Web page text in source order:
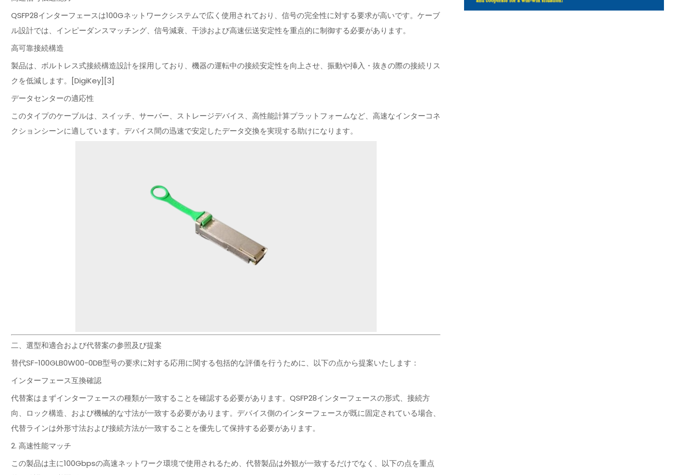
QSFP28インターフェースは100Gネットワークシステムで広く使用されており、信号の完全性に対する要求が高いです。ケーブ
ル設計では、インピーダンスマッチング、信号減衰、干渉および高速伝送安定性を重点的に制御する必要があります。
高可靠接続構造
製品は、ボルトレス式接続構造設計を採用しており、機器の運転中の接続安定性を向上させ、振動や挿入・抜きの際の接続リス
クを低減します。[DigiKey][3]
データセンターの適応性
このタイプのケーブルは、スイッチ、サーバー、ストレージデバイス、高性能計算プラットフォームなど、高速なインターコネ
クションシーンに適しています。デバイス間の迅速で安定したデータ交換を実現する助けになります。
二、選型和適合および代替案の参照及び提案
替代SF-100GLB0W00-0DB型号の要求に対する応用に関する包括的な評価を行うために、以下の点から提案いたします：
インターフェース互換確認
代替案はまずインターフェースの種類が一致することを確認する必要があります。QSFP28インターフェースの形式、接続方
向、ロック構造、および機械的な寸法が一致する必要があります。デバイス側のインターフェースが既に固定されている場合、
代替ラインは外形寸法および接続方法が一致することを優先して保持する必要があります。
2. 高速性能マッチ
この製品は主に100Gbpsの高速ネットワーク環境で使用されるため、代替製品は外観が一致するだけでなく、以下の点を重点